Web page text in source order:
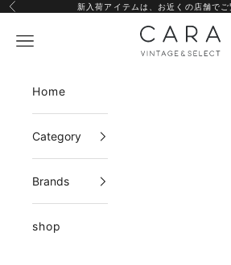
コンテンツへスキップ
前へ 新入荷アイテムは、 お近くの店舗でご
CARA
メニュー
Home
Category
Brands
shop